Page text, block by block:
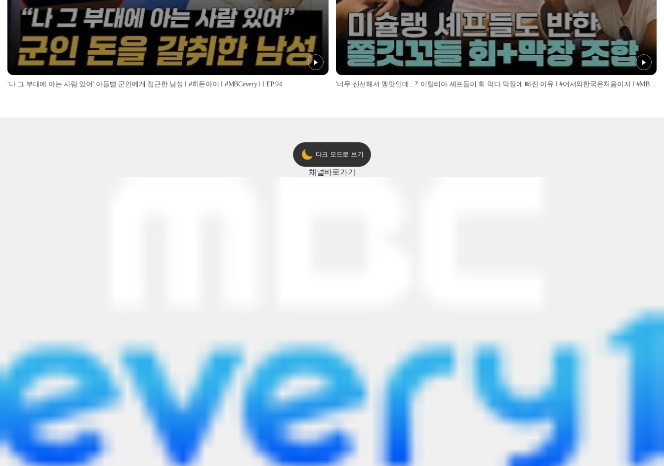
'나 그 부대에 아는 사람 있어' 아들뻘 군인에게 접근한 남성 l #히든아이 l #MBCevery1 l EP.94 '너무 신선해서 맹맛인데...?' 이탈리아 셰프들이 회 먹다 막장에 빠진 이유 l #어서와한국은처음이지 l #MBCevery1 l EP.437
다크 모드로 보기
채널바로가기